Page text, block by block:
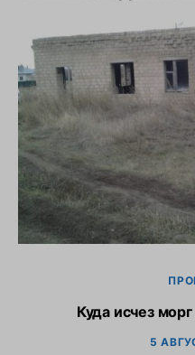
Куда исчез
5